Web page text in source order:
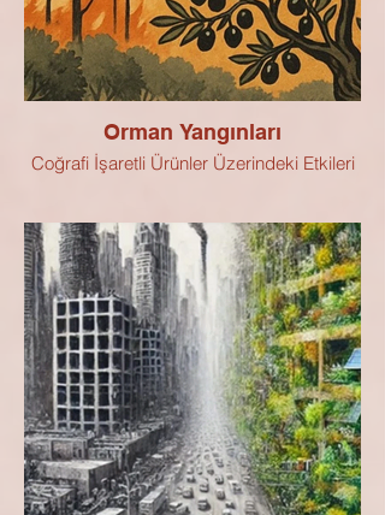
Orman Yangınları
Coğrafi İşaretli Ürünler Üzerindeki Etkileri